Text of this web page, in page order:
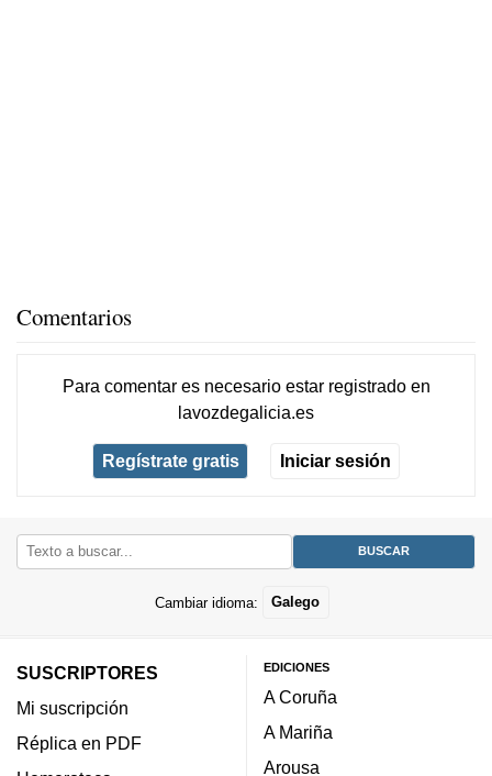
Comentarios
Para comentar es necesario estar registradoen
lavozdegalicia.es
Regístrate gratis Iniciar sesión
Cambiar idioma: Galego
SUSCRIPTORES
Mi suscripción
Réplica en PDF
EDICIONES
A Coruña
A Mariña
Arousa